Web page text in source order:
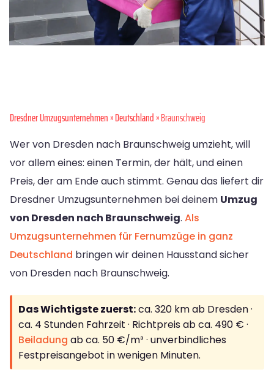
Dresdner Umzugsunternehmen»Deutschland» Braunschweig
Wer von Dresden nach Braunschweig umzieht, will
vor allem eines: einen Termin, der hält, und einen
Preis, der am Ende auch stimmt. Genau das liefert dir
Dresdner Umzugsunternehmen bei deinem Umzug
von Dresden nach Braunschweig. Als
Umzugsunternehmen für Fernumzüge in ganz
Deutschland bringen wir deinen Hausstand sicher
von Dresden nach Braunschweig.
Das Wichtigste zuerst:ca. 320 km ab Dresden ·
ca. 4 Stunden Fahrzeit · Richtpreis ab ca. 490 € ·
Beiladung ab ca. 50 €/m³ · unverbindliches
Festpreisangebot in wenigen Minuten.